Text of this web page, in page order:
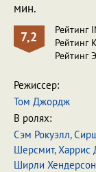
мин.
7,2
Рейтинг
Рейтинг
Рейтинг
Режиссер:
Том Джордж
В ролях:
Сэм Рокуэлл,
Шерсмит,Харрис
Ширли Хендерсон